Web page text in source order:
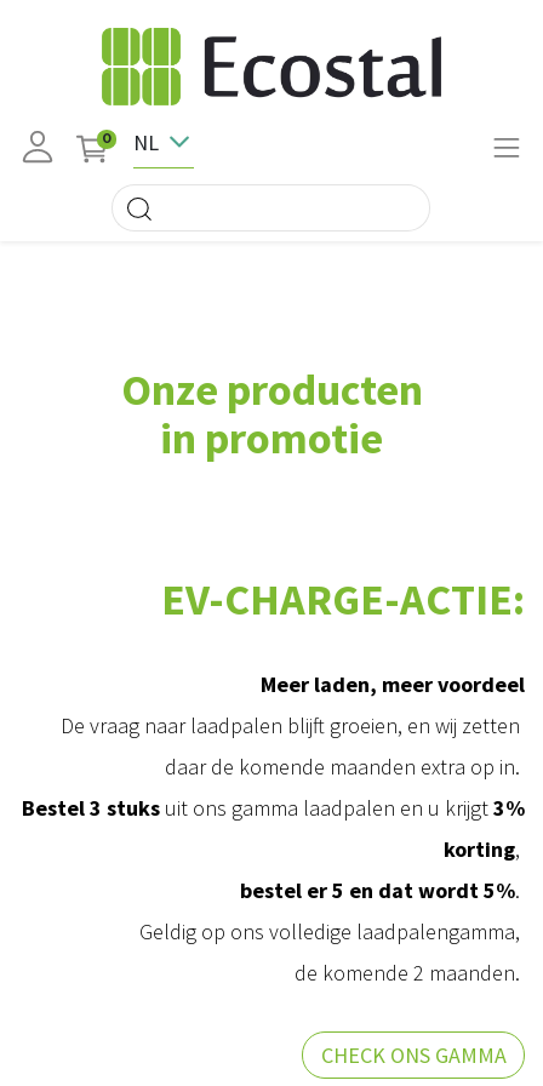
0 NL
Onze producten
in promotie
EV-CHARGE-ACTIE:
Meer laden, meer voordeel
De vraag naar laadpalen blijft groeien, en wij zetten
daar de komende maanden extra op in.
Bestel 3 stuks uit ons gamma laadpalen en u krijgt3%
korting,
bestel er 5 en dat wordt 5%.
Geldig op ons volledige laadpalengamma,
de komende 2 maanden.
CHECK ONS GAMMA